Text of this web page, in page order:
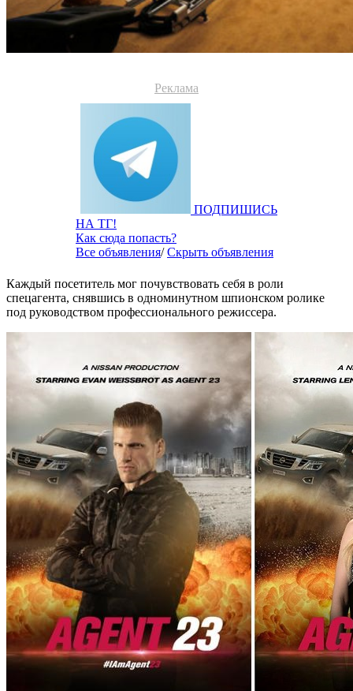
Реклама
ПОДПИШИСЬ
НА ТГ!
Как сюда попасть?
Все объявления/Скрыть объявления
Каждый посетитель мог почувствовать себя в роли
спецагента, снявшись в одноминутном шпионском ролике
под руководством профессионального режиссера.